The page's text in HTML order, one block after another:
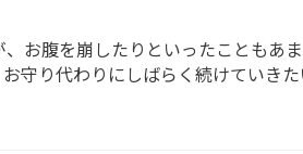
お腹を崩したりといったこともあ
守り代わりにしばらく続けていきた